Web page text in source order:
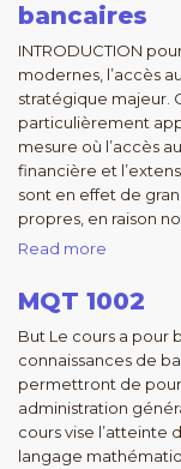
bancaires
INTRODUCTION
modernes, l’accès
stratégique majeur.
particulièrement
mesure où l’accès
financière et
sont en effet de
propres, en raison
Read more
MQT 1002
But Le cours a pour
connaissances de
permettront de
administration
cours vise l’atteinte
langage